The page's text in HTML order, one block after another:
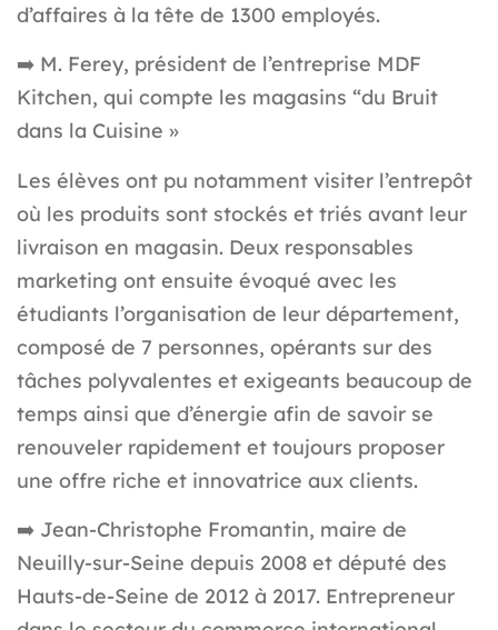
d’affaires à la tête de 1300 employés.
➡️ M. Ferey, président de l’entreprise MDF
Kitchen, qui compte les magasins “du Bruit
dans la Cuisine »
Les élèves ont pu notamment visiter l’entrepôt
où les produits sont stockés et triés avant leur
livraison en magasin. Deux responsables
marketing ont ensuite évoqué avec les
étudiants l’organisation de leur département,
composé de 7 personnes, opérants sur des
tâches polyvalentes et exigeants beaucoup de
temps ainsi que d’énergie afin de savoir se
renouveler rapidement et toujours proposer
une offre riche et innovatrice aux clients.
➡️ Jean-Christophe Fromantin, maire de
Neuilly-sur-Seine depuis 2008 et député des
Hauts-de-Seine de 2012 à 2017. Entrepreneur